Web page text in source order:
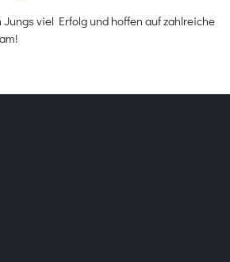
viel Erfolg und hoffen auf zahlreiche